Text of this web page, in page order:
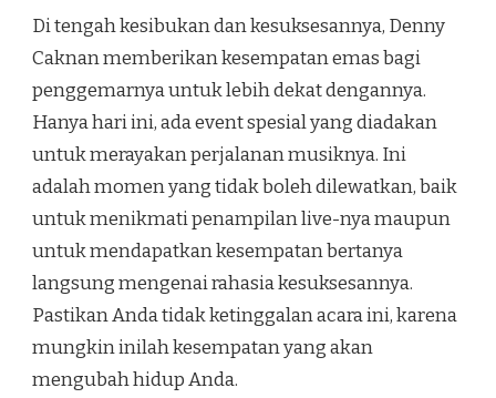
Di tengah kesibukan dan kesuksesannya, Denny
Caknan memberikan kesempatan emas bagi
penggemarnya untuk lebih dekat dengannya.
Hanya hari ini, ada event spesial yang diadakan
untuk merayakan perjalanan musiknya. Ini
adalah momen yang tidak boleh dilewatkan, baik
untuk menikmati penampilan live-nya maupun
untuk mendapatkan kesempatan bertanya
langsung mengenai rahasia kesuksesannya.
Pastikan Anda tidak ketinggalan acara ini, karena
mungkin inilah kesempatan yang akan
mengubah hidup Anda.